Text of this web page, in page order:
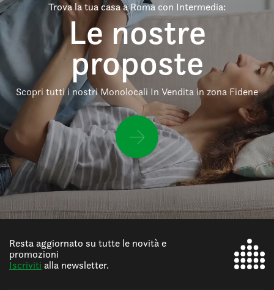
Trova la tua casa a Roma con Intermedia:
Le nostre
proposte
Scopri tutti i nostri Monolocali In Vendita in zona Fidene
Resta aggiornato su tutte le novità e
promozioni
Iscriviti alla newsletter.